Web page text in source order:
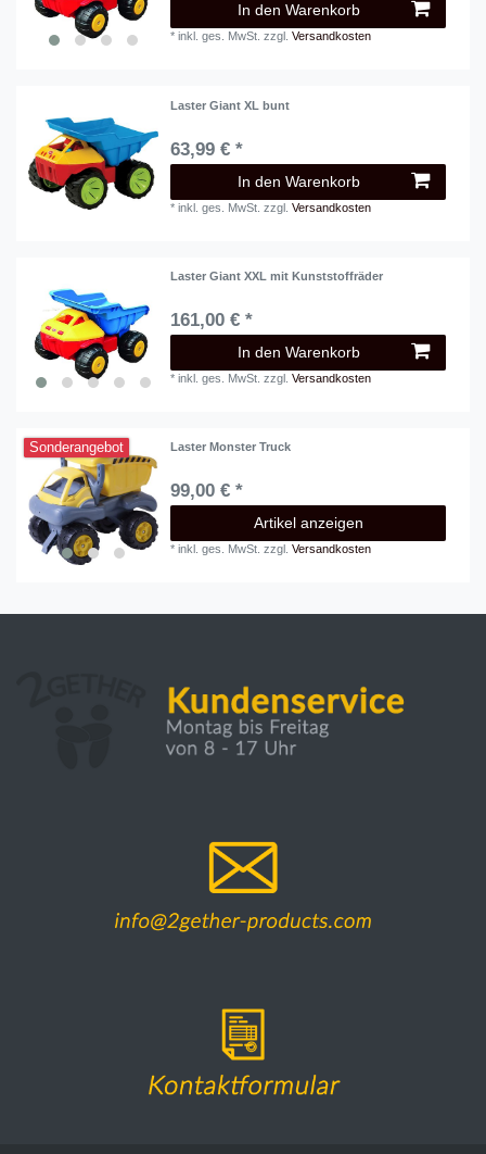
In den Warenkorb
*inkl. ges. MwSt. zzgl.Versandkosten
Laster Giant XL bunt
63,99 € *
In den Warenkorb
*inkl. ges. MwSt. zzgl.Versandkosten
Laster Giant XXL mit Kunststoffräder
161,00 € *
In den Warenkorb
*inkl. ges. MwSt. zzgl.Versandkosten
Sonderangebot Laster Monster Truck
99,00 € *
Artikel anzeigen
*inkl. ges. MwSt. zzgl.Versandkosten